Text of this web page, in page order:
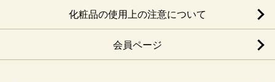
化粧品の使用上の注意について
会員ページ